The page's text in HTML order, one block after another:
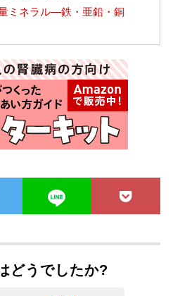
ミネラル―鉄・亜鉛・銅
どうでしたか?